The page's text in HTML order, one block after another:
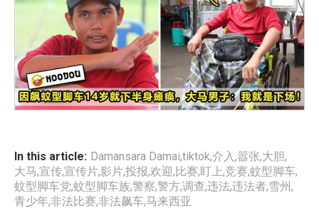
In this article: Damansara Damai,tiktok,介入,嚣张,大胆,
大马,宣传,宣传片,影片,投报,欢迎,比赛,盯上,竞赛,蚊型脚车,
蚊型脚车党,蚊型脚车族,警察,警方,调查,违法,违法者,雪州 ,
青少年,非法比赛,非法飙车,马来西亚